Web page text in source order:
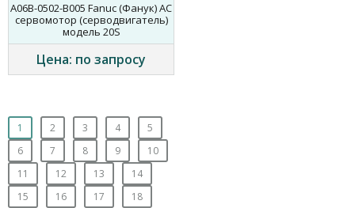
A06B-0502-B005 Fanuc (Фанук) AC
сервомотор (серводвигатель)
модель 20S
Цена: по запросу
1 2 3 4
5
6
7 8 9
10
11
12 13
14
15
16 17
18